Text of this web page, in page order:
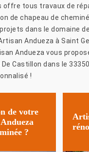
offre tous travaux de
de chapeau de
dans le domaine
Andueza à Saint
Andueza vous
Castillon dans le
!
de votre
?